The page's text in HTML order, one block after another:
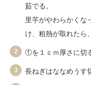
茹でる。
里芋がやわらかくな
け、粗熱が取れたら
2 ①を１ｃｍ厚さに切
3 長ねぎはななめうす